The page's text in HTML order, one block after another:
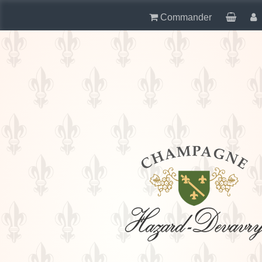
Commander